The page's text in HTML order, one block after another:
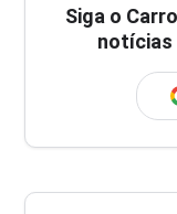
Siga o
notícias